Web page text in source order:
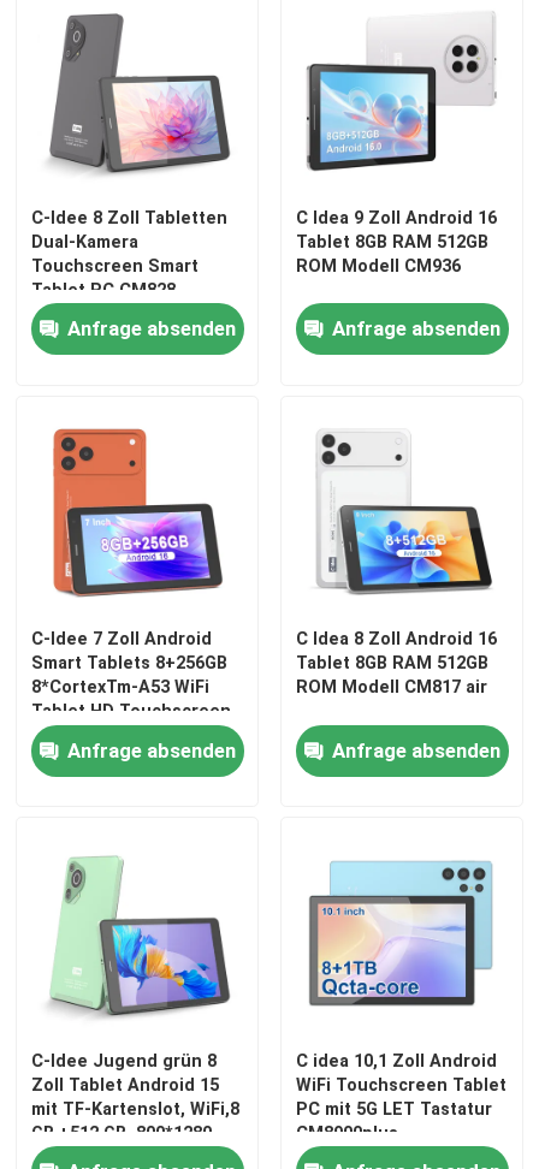
Startseite
Produkte
Videos
C-Idee 8 Zoll Tabletten
Dual-Kamera
Touchscreen Smart
Tablet PC CM828
Anfrage absenden
C Idea 9 Zoll Android 16
Tablet 8GB RAM 512GB
ROM Modell CM936
Anfrage absenden
C-Idee 7 Zoll Android
Smart Tablets 8+256GB
8*CortexTm-A53 WiFi
Tablet HD Touchscreen
CM517 Luft
Anfrage absenden
C Idea 8 Zoll Android 16
Tablet 8GB RAM 512GB
ROM Modell CM817 air
Anfrage absenden
C-Idee Jugend grün 8
Zoll Tablet Android 15
mit TF-Kartenslot, WiFi,8
GB +512 GB, 800*1280
IPS Incell CM828
C idea 10,1 Zoll Android
WiFi Touchscreen Tablet
PC mit 5G LET Tastatur
CM8900plus